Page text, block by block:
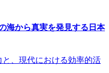
海から真実を発見する日本
、現代における効率的活